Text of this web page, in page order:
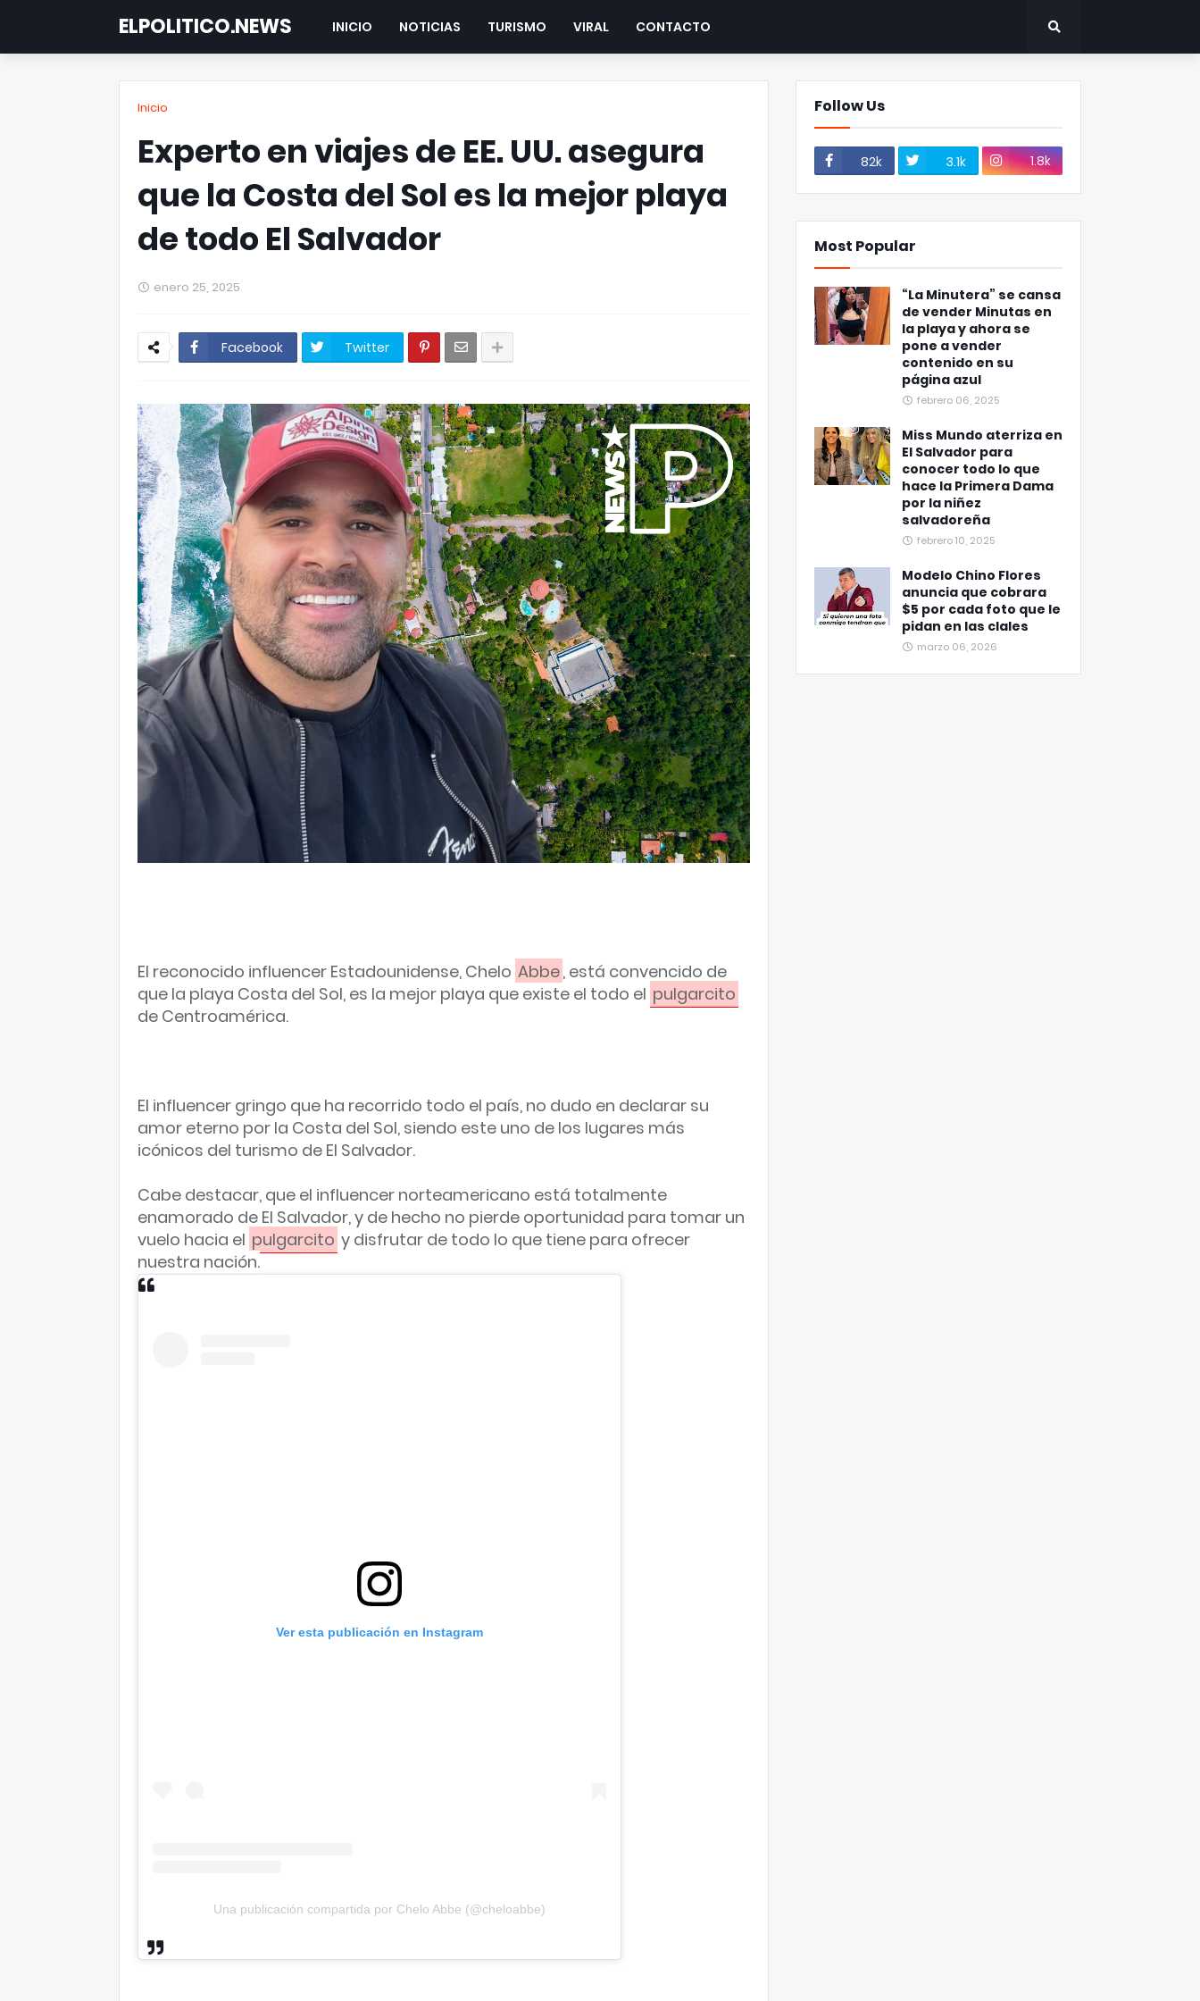
ELPOLITICO.NEWS INICIO NOTICIAS TURISMO VIRAL CONTACTO
Inicio
Experto en viajes de EE. UU. asegura
que la Costa del Sol es la mejor playa
de todo El Salvador
enero 25, 2025
Facebook Twitter
El reconocido influencer Estadounidense, Chelo Abbe, está convencido de
que la playa Costa del Sol, es la mejor playa que existe el todo el pulgarcito
de Centroamérica.
El influencer gringo que ha recorrido todo el país, no dudo en declarar su
amor eterno por la Costa del Sol, siendo este uno de los lugares más
icónicos del turismo de El Salvador.
Cabe destacar, que el influencer norteamericano está totalmente
enamorado de El Salvador, y de hecho no pierde oportunidad para tomar un
vuelo hacia el pulgarcito y disfrutar de todo lo que tiene para ofrecer
Ver esta publicación en Instagram
Una publicación compartida por Chelo Abbe (@cheloabbe)
Follow Us
82k 3.1k 1.8k
Most Popular
“La Minutera” se cansa
de vender Minutas en
la playa y ahora se
pone a vender
contenido en su
página azul
febrero 06, 2025
Miss Mundo aterriza en
El Salvador para
conocer todo lo que
hace la Primera Dama
por la niñez
salvadoreña
febrero 10, 2025
Modelo Chino Flores
anuncia que cobrara
$5 por cada foto que le
pidan en las clales
marzo 06, 2026